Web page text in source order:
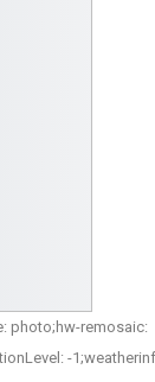
photo;hw-remosaic:
-